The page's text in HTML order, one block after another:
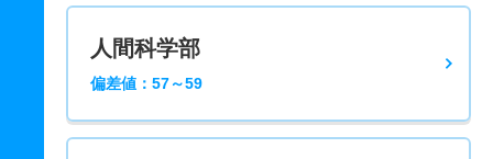
人間科学部
偏差値：57～59